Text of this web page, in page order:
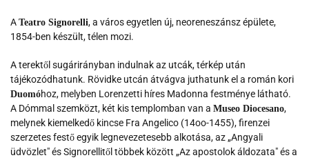
A Teatro Signorelli, a város egyetlen új, neoreneszánsz épülete,
1854-ben készült, télen mozi.
A terektől sugárirányban indulnak az utcák, térkép után
tájékozódhatunk. Rövidke utcán átvágva juthatunk el a román kori
Duomóhoz, melyben Lorenzetti híres Madonna festménye látható.
A Dómmal szemközt, két kis templomban van a Museo Diocesano,
melynek kiemelkedő kincse Fra Angelico (14oo-1455), firenzei
szerzetes festő egyik legnevezetesebb alkotása, az „Angyali
üdvözlet" és Signorellitől többek között „Az apostolok áldozata" és a